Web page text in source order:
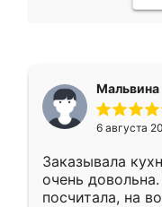
Мальвина
6 августа
Заказывала
очень
посчитала, на